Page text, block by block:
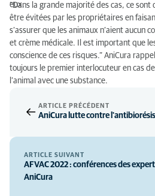
eux.
“Dans la grande majorité des cas, ce
être évitées par les propriétaires en
s’assurer que les animaux n’aient aucun
et crème médicale. Il est important que
conscience de ces risques.” AniCura
toujours le premier interlocuteur en cas
l’animal avec une substance.
ARTICLE PRÉCÉDENT
AniCura lutte contre
ARTICLE SUIVANT
AFVAC 2022 : conférences des
AniCura